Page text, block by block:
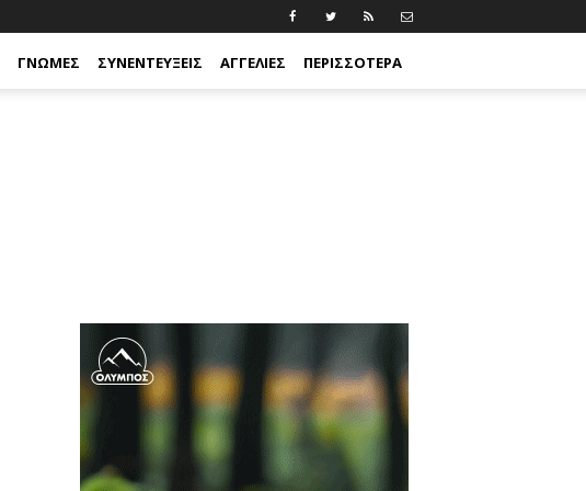
ΓΝΏΜΕΣ ΣΥΝΕΝΤΕΎΞΕΙΣ ΑΓΓΕΛΊΕΣ ΠΕΡΙΣΣΟΤΕΡΑ